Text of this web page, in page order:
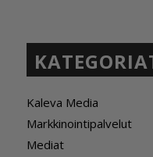
Kaleva Media
Markkinointipalvelut
Mediat